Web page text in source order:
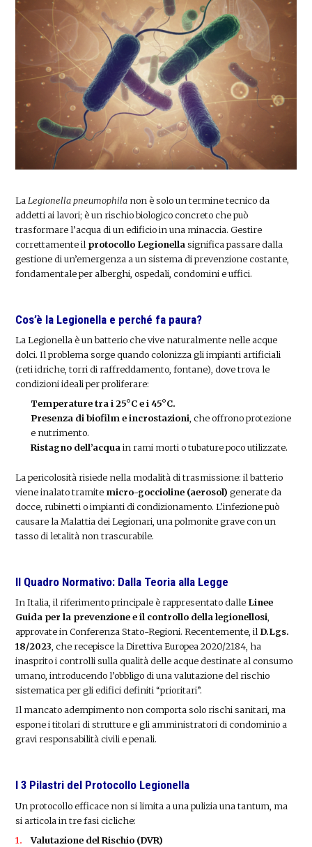
La Legionella pneumophila non è solo un termine tecnico da
addetti ai lavori; è un rischio biologico concreto che può
trasformare l’acqua di un edificio in una minaccia. Gestire
correttamente il protocollo Legionella significa passare dalla
gestione di un’emergenza a un sistema di prevenzione costante,
fondamentale per alberghi, ospedali, condomini e uffici.
Cos’è la Legionella e perché fa paura?
La Legionella è un batterio che vive naturalmente nelle acque
dolci. Il problema sorge quando colonizza gli impianti artificiali
(reti idriche, torri di raffreddamento, fontane), dove trova le
condizioni ideali per proliferare:
Temperature tra i 25°C e i 45°C.
Presenza di biofilm e incrostazioni, che offrono protezione
e nutrimento.
Ristagno dell’acquain rami morti o tubature poco utilizzate.
La pericolosità risiede nella modalità di trasmissione: il batterio
viene inalato tramite micro-goccioline (aerosol) generate da
docce, rubinetti o impianti di condizionamento. L’infezione può
causare la Malattia dei Legionari, una polmonite grave con un
tasso di letalità non trascurabile.
Il Quadro Normativo: Dalla Teoria alla Legge
In Italia, il riferimento principale è rappresentato dalle Linee
Guida per la prevenzione e il controllo della legionellosi,
approvate in Conferenza Stato-Regioni. Recentemente, ilD.Lgs.
18/2023, che recepisce la Direttiva Europea 2020/2184, ha
inasprito i controlli sulla qualità delle acque destinate al consumo
umano, introducendo l’obbligo di una valutazione del rischio
sistematica per gli edifici definiti “prioritari”.
Il mancato adempimento non comporta solo rischi sanitari, ma
espone i titolari di strutture e gli amministratori di condominio a
gravi responsabilità civili e penali.
I 3 Pilastri del Protocollo Legionella
Un protocollo efficace non si limita a una pulizia una tantum, ma
si articola in tre fasi cicliche:
Valutazione del Rischio (DVR)